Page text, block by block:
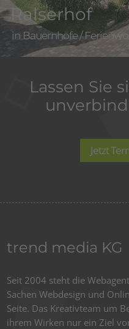
Ralserhof
Bauernhöfe/
Lassen Sie
Jetzt
trend media KG
Seit 2004 steht die
Sachen Webdesign und
Seite. Das Kreativteam um
ihrem Wirken nur ein Ziel